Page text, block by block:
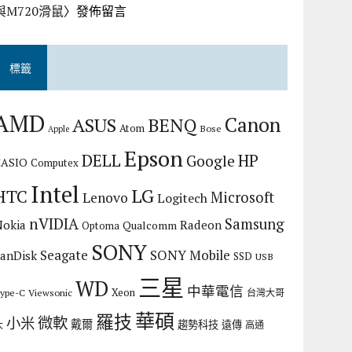
M720滑鼠〉發佈留言
標籤
Apple ASUS Atom BENQ Bose Canon
Computex DELLEpson Google HP
Intel Lenovo LGLogitechMicrosoft
nVIDIA Optoma Qualcomm Radeon Samsung
Seagate SONY SONY Mobile SSD USB
C Viewsonic WD Xeon 三星 中華電信 台灣大哥
小米微軟 戴爾 羅技華碩 趨勢科技 遠傳 高通